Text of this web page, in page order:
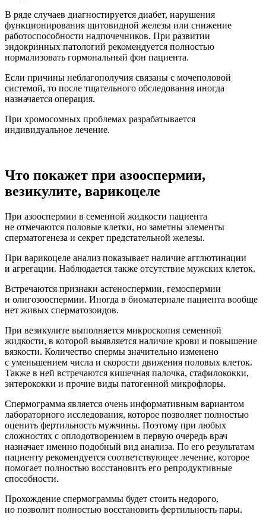
В ряде случаев диагностируется диабет, нарушения
функционирования щитовидной железы или снижение
работоспособности надпочечников. При развитии
эндокринных патологий рекомендуется полностью
нормализовать гормональный фон пациента.
Если причины неблагополучия связаны с мочеполовой
системой, то после тщательного обследования иногда
назначается операция.
При хромосомных проблемах разрабатывается
индивидуальное лечение.
Что покажет при азооспермии,
везикулите, варикоцеле
При азооспермии в семенной жидкости пациента
не отмечаются половые клетки, но заметны элементы
сперматогенеза и секрет предстательной железы.
При варикоцеле анализ показывает наличие агглютинации
и агрегации. Наблюдается также отсутствие мужских клеток.
Встречаются признаки астеноспермии, гемоспермии
и олигозооспермии. Иногда в биоматериале пациента вообще
нет живых сперматозоидов.
При везикулите выполняется микроскопия семенной
жидкости, в которой выявляется наличие крови и повышение
вязкости. Количество спермы значительно изменено
с уменьшением числа и скорости движения половых клеток.
Также в ней встречаются кишечная палочка, стафилококки,
энтерококки и прочие виды патогенной микрофлоры.
Спермограмма является очень информативным вариантом
лабораторного исследования, которое позволяет полностью
оценить фертильность мужчины. Поэтому при любых
сложностях с оплодотворением в первую очередь врач
назначает именно подобный вид анализа. По его результатам
пациенту рекомендуется соответствующее лечение, которое
помогает полностью восстановить его репродуктивные
способности.
Прохождение спермограммы будет стоить недорого,
но позволит полностью восстановить фертильность пары.